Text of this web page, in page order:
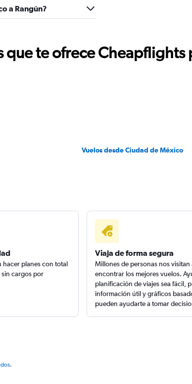
a Rangún?
te ofrece Cheapflights
Vuelos desde Ciudad de México
hacer planes con total
cargos por
Viaja de forma segura
Millones de personas nos visitan
encontrar los mejores vuelos.
planificación de viajes sea fácil,
información útil y gráficos
pueden ayudarte a tomar
.